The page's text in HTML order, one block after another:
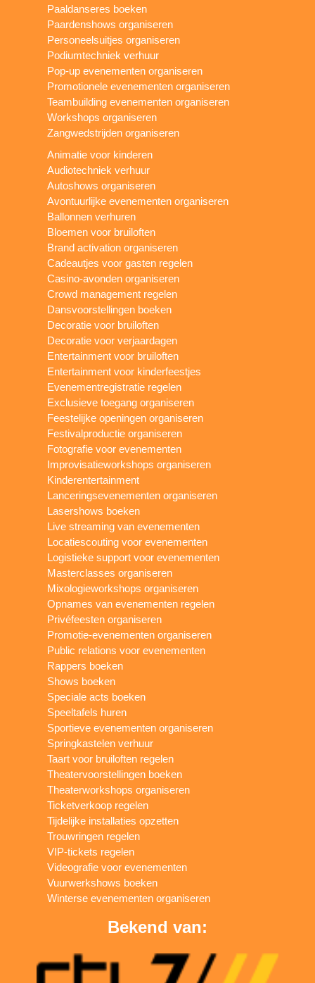
Paaldanseres boeken
Paardenshows organiseren
Personeelsuitjes organiseren
Podiumtechniek verhuur
Pop-up evenementen organiseren
Promotionele evenementen organiseren
Teambuilding evenementen organiseren
Workshops organiseren
Zangwedstrijden organiseren
Animatie voor kinderen
Audiotechniek verhuur
Autoshows organiseren
Avontuurlijke evenementen organiseren
Ballonnen verhuren
Bloemen voor bruiloften
Brand activation organiseren
Cadeautjes voor gasten regelen
Casino-avonden organiseren
Crowd management regelen
Dansvoorstellingen boeken
Decoratie voor bruiloften
Decoratie voor verjaardagen
Entertainment voor bruiloften
Entertainment voor kinderfeestjes
Evenementregistratie regelen
Exclusieve toegang organiseren
Feestelijke openingen organiseren
Festivalproductie organiseren
Fotografie voor evenementen
Improvisatieworkshops organiseren
Kinderentertainment
Lanceringsevenementen organiseren
Lasershows boeken
Live streaming van evenementen
Locatiescouting voor evenementen
Logistieke support voor evenementen
Masterclasses organiseren
Mixologieworkshops organiseren
Opnames van evenementen regelen
Privéfeesten organiseren
Promotie-evenementen organiseren
Public relations voor evenementen
Rappers boeken
Shows boeken
Speciale acts boeken
Speeltafels huren
Sportieve evenementen organiseren
Springkastelen verhuur
Taart voor bruiloften regelen
Theatervoorstellingen boeken
Theaterworkshops organiseren
Ticketverkoop regelen
Tijdelijke installaties opzetten
Trouwringen regelen
VIP-tickets regelen
Videografie voor evenementen
Vuurwerkshows boeken
Winterse evenementen organiseren
Bekend van: